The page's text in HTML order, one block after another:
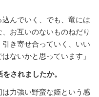
んでいく、でも、竜には
お互いのないものねだり
き寄せ合っていく、いい
ないかと思っています」
されましたか。
力強い野蛮な姫という感